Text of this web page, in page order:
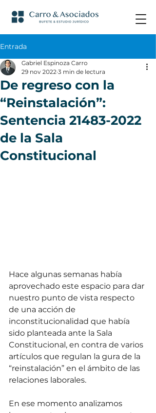
Entrada
De regreso con la
“Reinstalación”:
Sentencia 21483-2022
de la Sala
Constitucional
Gabriel Espinoza Carro
29 nov 2022 3 min de lectura
Hace algunas semanas había
aprovechado este espacio para dar
nuestro punto de vista respecto
de una acción de
inconstitucionalidad que había
sido planteada ante la Sala
Constitucional, en contra de varios
artículos que regulan la gura de la
“reinstalación” en el ámbito de las
relaciones laborales.
En ese momento analizamos